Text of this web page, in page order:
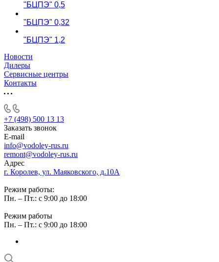
"БЦПЭ" 0,5
"БЦПЭ" 0,32
"БЦПЭ" 1,2
Новости
Дилеры
Сервисные центры
Контакты
+7 (498) 500 13 13
Заказать звонок
E-mail
info@vodoley-rus.ru
remont@vodoley-rus.ru
Адрес
г. Королев, ул. Маяковского, д.10А
Режим работы:
Пн. – Пт.: с 9:00 до 18:00
Режим работы
Пн. – Пт.: с 9:00 до 18:00